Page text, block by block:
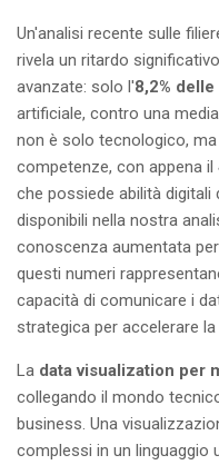
Un'analisi recente sulle
rivela un ritardo
avanzate: solo l'8,2%
artificiale, contro una
non è solo tecnologico,
competenze, con appena il
che possiede abilità
disponibili nella nostra
conoscenza aumentata
questi numeri
capacità di comunicare i
strategica per accelerare
La data visualization per
collegando il mondo
business. Una
complessi in un linguaggio